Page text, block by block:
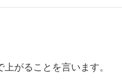
がることを言います。